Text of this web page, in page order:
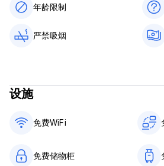
点期间办理。
3. 接待时间：上午8点至晚上22点。
4. 付款方式：现金（日元）或信用卡（
(3) 当天或缺席：第一晚的 100%
6.年龄限制：有，10岁以上
8. 不允许携带宠物。
10. 不含税
11. 可应要求提供日式早餐，价格为
年龄限制
严禁吸烟
设施
免费WiFi
免费储物柜